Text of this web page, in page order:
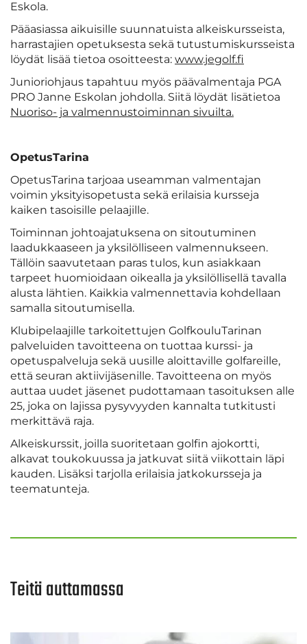
Eskola.
Pääasiassa aikuisille suunnatuista alkeiskursseista,
harrastajien opetuksesta sekä tutustumiskursseista
löydät lisää tietoa osoitteesta: www.jegolf.fi
Junioriohjaus tapahtuu myös päävalmentaja PGA
PRO Janne Eskolan johdolla. Siitä löydät lisätietoa
Nuoriso- ja valmennustoiminnan sivuilta.
OpetusTarina
OpetusTarina tarjoaa useamman valmentajan
voimin yksityisopetusta sekä erilaisia kursseja
kaiken tasoisille pelaajille.
Toiminnan johtoajatuksena on sitoutuminen
laadukkaaseen ja yksilölliseen valmennukseen.
Tällöin saavutetaan paras tulos, kun asiakkaan
tarpeet huomioidaan oikealla ja yksilöllisellä tavalla
alusta lähtien. Kaikkia valmennettavia kohdellaan
samalla sitoutumisella.
Klubipelaajille tarkoitettujen GolfkouluTarinan
palveluiden tavoitteena on tuottaa kurssi- ja
opetuspalveluja sekä uusille aloittaville golfareille,
että seuran aktiivijäsenille. Tavoitteena on myös
auttaa uudet jäsenet pudottamaan tasoituksen alle
25, joka on lajissa pysyvyyden kannalta tutkitusti
merkittävä raja.
Alkeiskurssit, joilla suoritetaan golfin ajokortti,
alkavat toukokuussa ja jatkuvat siitä viikottain läpi
kauden. Lisäksi tarjolla erilaisia jatkokursseja ja
teematunteja.
Teitä auttamassa